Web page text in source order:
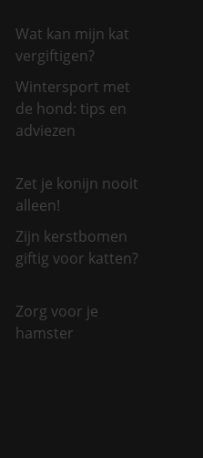
Wat kan mijn kat
vergiftigen?
Wintersport met
de hond: tips en
adviezen
Zet je konijn nooit
alleen!
Zijn kerstbomen
giftig voor katten?
Zorg voor je
hamster